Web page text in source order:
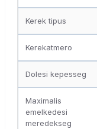
Kerek tipus
Kerekatmero
Dolesi kepesseg
Maximalis
emelkedesi
meredekseg